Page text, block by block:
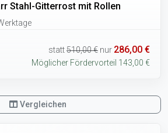
Stahl-Gitterrost mit Rollen
statt510,00 € nur 286,00 €
Möglicher Fördervorteil 143,00 €
Vergleichen